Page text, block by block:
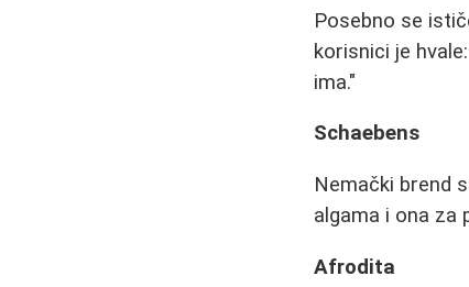
Posebno se
korisnici je
ima."
Schaebens
Nemački brend
algama i ona za
Afrodita